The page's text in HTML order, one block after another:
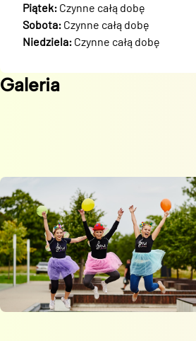
Piątek: Czynne całą dobę
Sobota: Czynne całą dobę
Niedziela: Czynne całą dobę
Galeria